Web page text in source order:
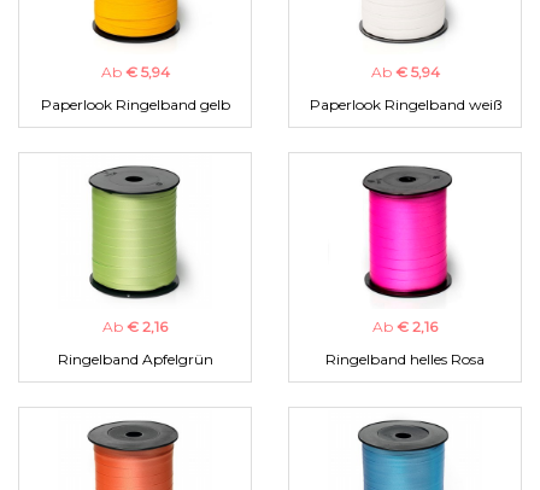
Ab € 5,94
Paperlook Ringelband gelb
Ab € 5,94
Paperlook Ringelband weiß
Ab € 2,16
Ringelband Apfelgrün
Ab € 2,16
Ringelband helles Rosa